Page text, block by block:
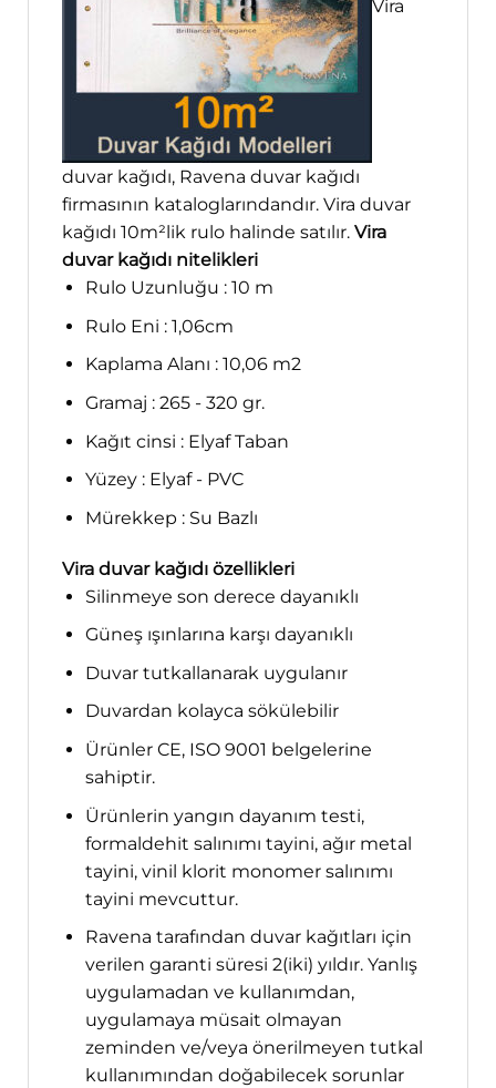
Vira
duvar kağıdı, Ravena duvar kağıdı
firmasının kataloglarındandır. Vira duvar
kağıdı 10m²lik rulo halinde satılır. Vira
duvar kağıdı nitelikleri
Rulo Uzunluğu : 10 m
Rulo Eni : 1,06cm
Kaplama Alanı : 10,06 m2
Gramaj : 265 - 320 gr.
Kağıt cinsi : Elyaf Taban
Yüzey : Elyaf - PVC
Mürekkep : Su Bazlı
Vira duvar kağıdı özellikleri
Silinmeye son derece dayanıklı
Güneş ışınlarına karşı dayanıklı
Duvar tutkallanarak uygulanır
Duvardan kolayca sökülebilir
Ürünler CE, ISO 9001 belgelerine
sahiptir.
Ürünlerin yangın dayanım testi,
formaldehit salınımı tayini, ağır metal
tayini, vinil klorit monomer salınımı
tayini mevcuttur.
Ravena tarafından duvar kağıtları için
verilen garanti süresi 2(iki) yıldır. Yanlış
uygulamadan ve kullanımdan,
uygulamaya müsait olmayan
zeminden ve/veya önerilmeyen tutkal
kullanımından doğabilecek sorunlar